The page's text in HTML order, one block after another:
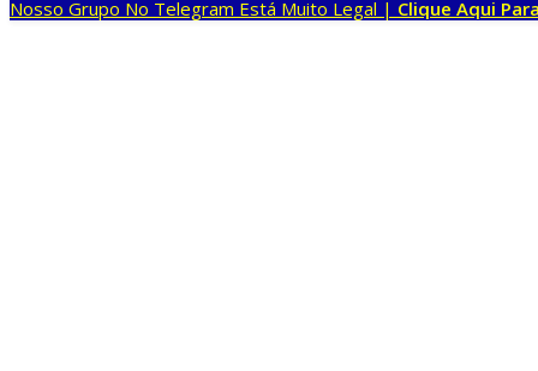
Nosso Grupo No Telegram Está Muito Legal | Clique Aqui